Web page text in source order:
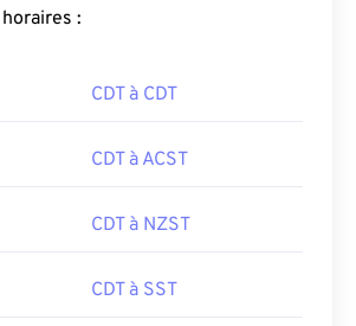
:
CDT à CDT
CDT à ACST
CDT à NZST
CDT à SST